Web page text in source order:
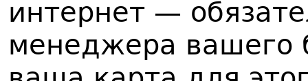
интернет —
менеджера вашего